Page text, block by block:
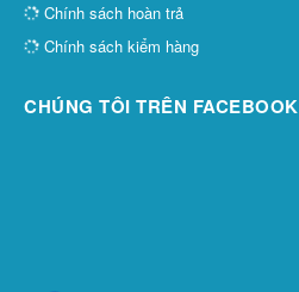
Chính sách hoàn trả
Chính sách kiểm hàng
CHÚNG TÔI TRÊN FACEBOOK